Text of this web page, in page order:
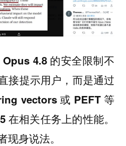
4.8 的安全限制不
接提示用户，而是通过
vectors 或 PEFT 等
在相关任务上的性能。
现身说法。